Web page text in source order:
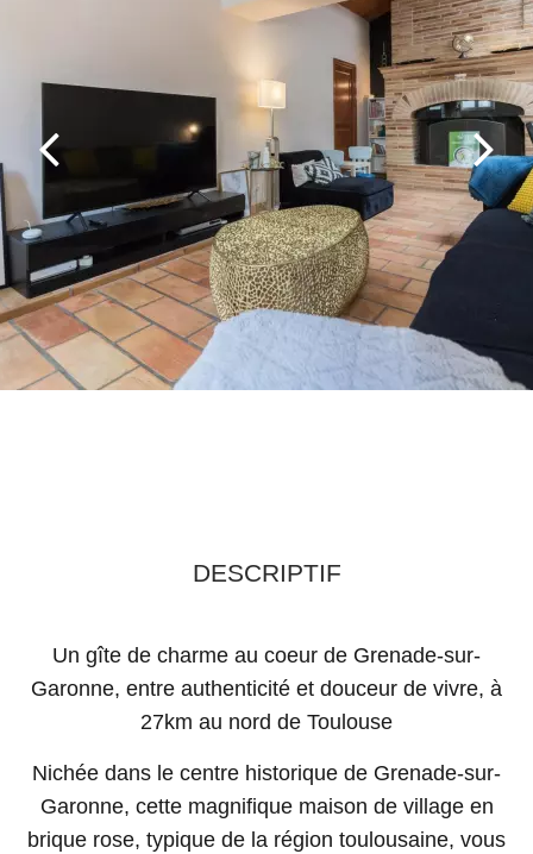
DESCRIPTIF
Un gîte de charme au coeur de Grenade-sur-
Garonne, entre authenticité et douceur de vivre, à
27km au nord de Toulouse
Nichée dans le centre historique de Grenade-sur-
Garonne, cette magnifique maison de village en
brique rose, typique de la région toulousaine, vous